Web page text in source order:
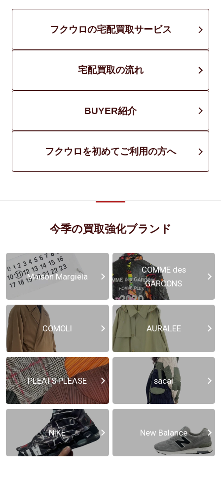
フクウロの宅配買取サービス
宅配買取の流れ
BUYER紹介
フクウロを初めてご利用の方へ
今季の買取強化ブランド
Maison Margiela
COMME des
GARCONS
COMOLI AURALEE
PLEATS PLEASE sacai
NIKE New Balance